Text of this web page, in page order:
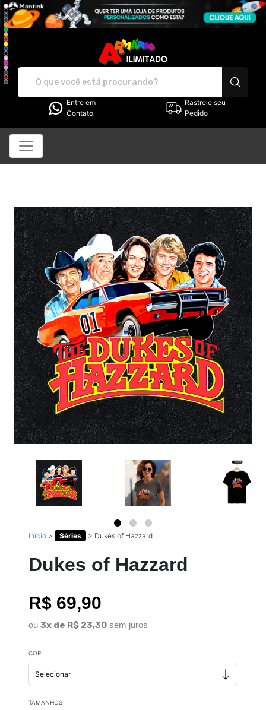
Entre em
Contato
Rastreie seu
Pedido
Início > Séries > Dukes of Hazzard
Dukes of Hazzard
R$ 69,90
ou 3x de R$ 23,30 sem juros
COR
TAMANHOS